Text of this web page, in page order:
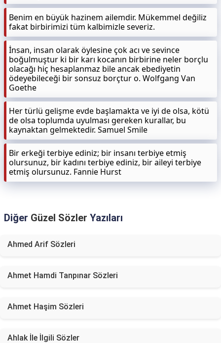
Benim en büyük hazinem ailemdir. Mükemmel değiliz
fakat birbirimizi tüm kalbimizle severiz.
İnsan, insan olarak öylesine çok acı ve sevince
boğulmuştur ki bir karı kocanın birbirine neler borçlu
olacağı hiç hesaplanmaz bile ancak ebediyetin
ödeyebileceği bir sonsuz borçtur o. Wolfgang Van
Goethe
Her türlü gelişme evde başlamakta ve iyi de olsa, kötü
de olsa toplumda uyulması gereken kurallar, bu
kaynaktan gelmektedir. Samuel Smile
Bir erkeği terbiye ediniz; bir insanı terbiye etmiş
olursunuz, bir kadını terbiye ediniz, bir aileyi terbiye
etmiş olursunuz. Fannie Hurst
Diğer Güzel Sözler Yazıları
Ahmed Arif Sözleri
Ahmet Hamdi Tanpınar Sözleri
Ahmet Haşim Sözleri
Ahlak İle İlgili Sözler